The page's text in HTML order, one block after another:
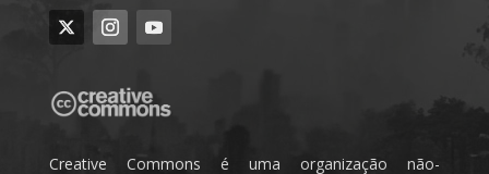
Creative Commons é uma organização não-